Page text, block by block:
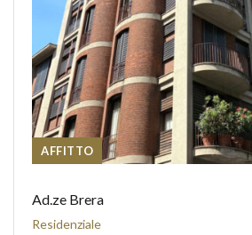
AFFITTO
Ad.ze Brera
Residenziale